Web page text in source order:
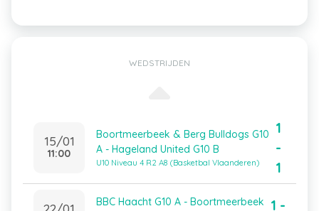
WEDSTRIJDEN
15/01
11:00
Boortmeerbeek & Berg Bulldogs G10
A - Hageland United G10 B
U10 Niveau 4 R2 A8 (Basketbal Vlaanderen)
1
-
1
22/01
BBC Haacht G10 A - Boortmeerbeek
1 -